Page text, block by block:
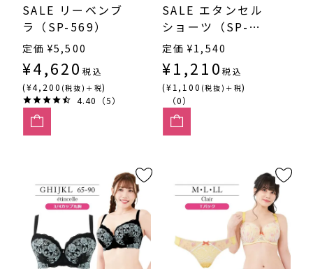
SALE リーベンブ
ラ（SP-569）
定価 ¥5,500
¥4,620 税込
(¥4,200 (税抜)＋税)
4.40（5）
SALE エタンセル
ショーツ（SP-
568）
定価 ¥1,540
¥1,210 税込
(¥1,100 (税抜)＋税)
（0）